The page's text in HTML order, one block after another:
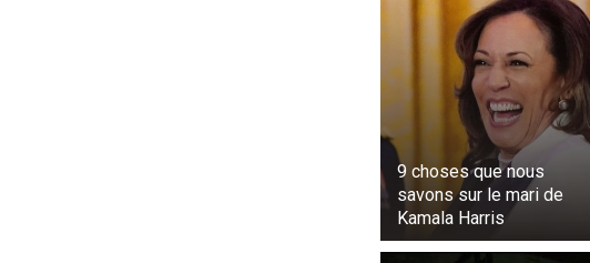
9 choses que nous
savons sur le mari de
Kamala Harris